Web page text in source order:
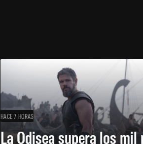
HACE 7 HORAS
La Odisea supera los